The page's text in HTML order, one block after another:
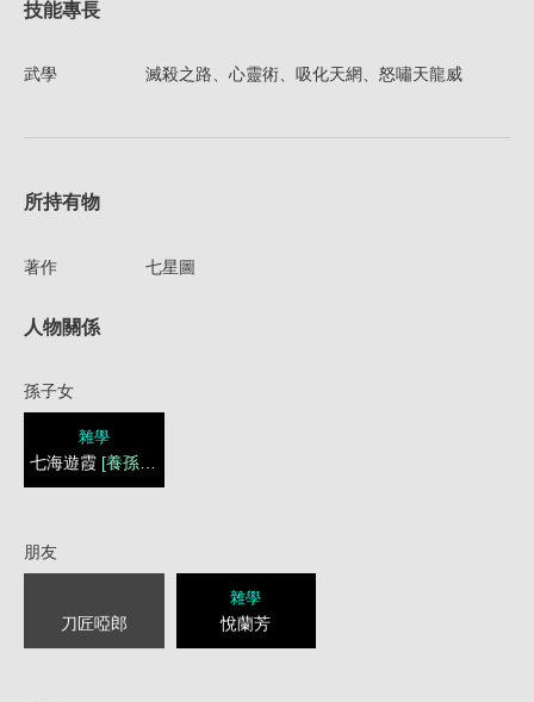
技能專長
武學 滅殺之路、心靈術、吸化天網、怒嘯天龍威
所持有物
著作 七星圖
人物關係
孫子女
雜學
七海遊霞 [養孫女]
朋友
刀匠啞郎
雜學
悅蘭芳